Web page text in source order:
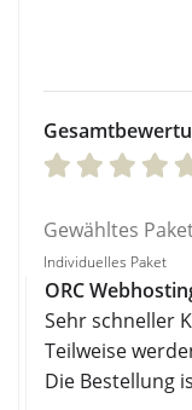
Gewähltes
Individuelles Paket
ORC
Sehr schneller
Teilweise
Die Bestellung